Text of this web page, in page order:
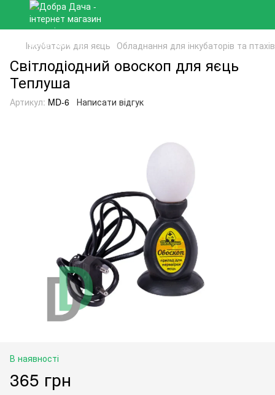
Інкубатори для яєць Обладнання для інкубаторів та
Світлодіодний овоскоп для яєць
Теплуша
Артикул: MD-6 Написати відгук
В наявності
365 грн